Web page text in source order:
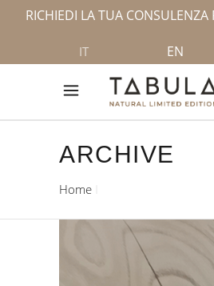
RICHIEDI LA TUA
IT EN
ARCHIVE
Home